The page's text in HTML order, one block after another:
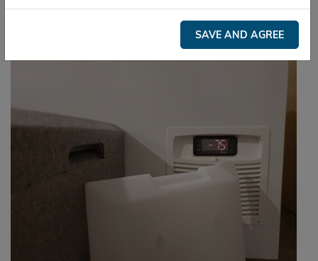
SAVE AND AGREE
Kältespeicher für BioNTech-Impfstoff